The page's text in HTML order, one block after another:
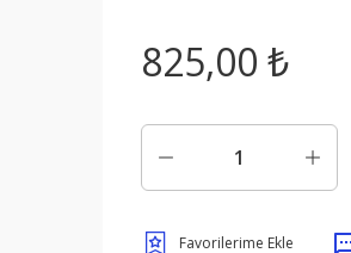
825,00 ₺